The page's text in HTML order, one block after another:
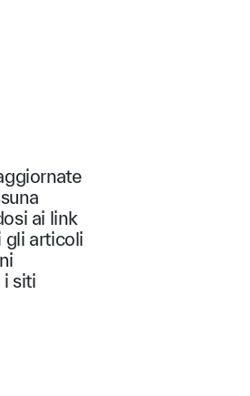
ai link
gli articoli
i siti